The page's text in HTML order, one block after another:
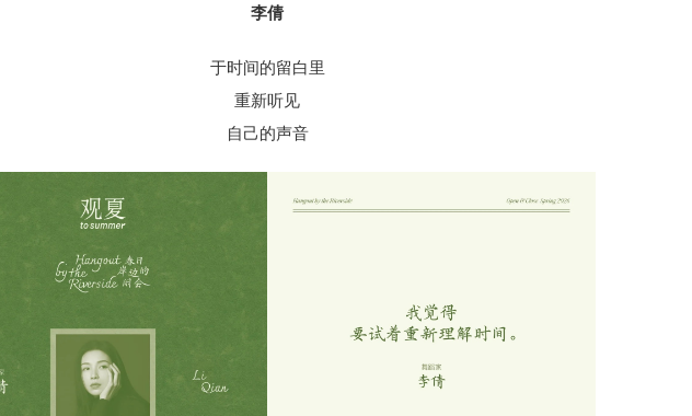
李倩
于时间的留白里
重新听见
自己的声音